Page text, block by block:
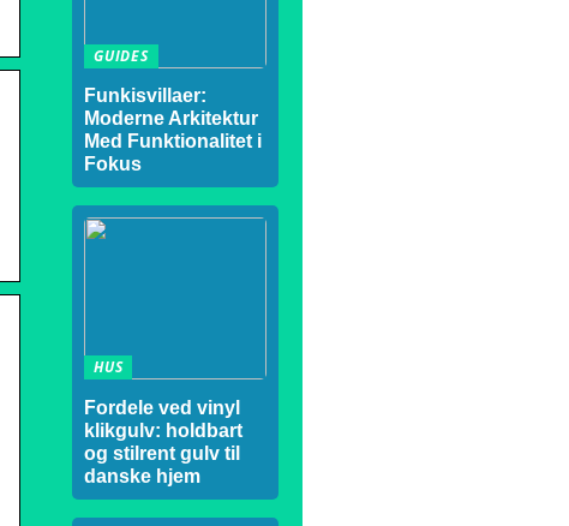
GUIDES
Funkisvillaer:
Moderne Arkitektur
Med Funktionalitet i
Fokus
HUS
Fordele ved vinyl
klikgulv: holdbart
og stilrent gulv til
danske hjem